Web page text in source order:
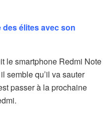
élites avec son
le smartphone Redmi Note
semble qu’il va sauter
passer à la prochaine